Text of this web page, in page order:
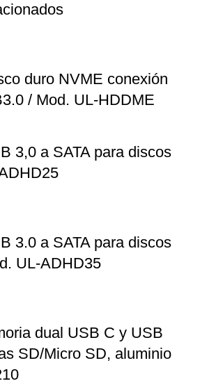
duro NVME conexión
/ Mod. UL-HDDME
3,0 a SATA para discos
3.0 a SATA para discos
UL-ADHD35
dual USB C y USB
SD/Micro SD, aluminio